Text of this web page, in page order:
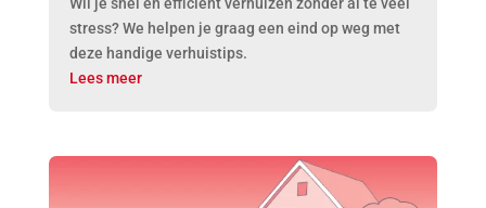
stress? We helpen je graag een eind op weg met
deze handige verhuistips.
Lees meer